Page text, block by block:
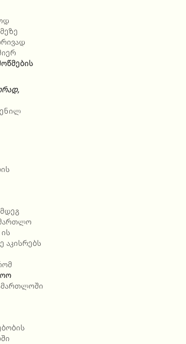
აკისრებს